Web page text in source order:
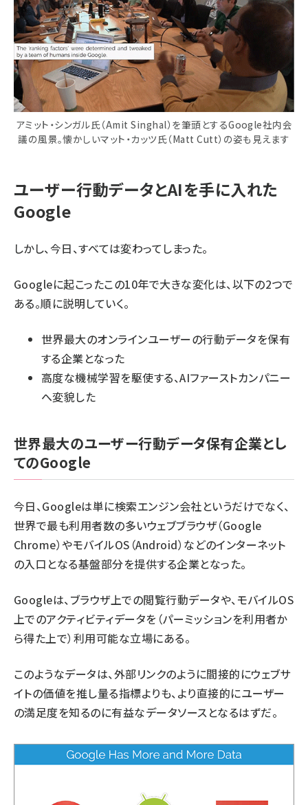
アミット・シンガル氏（Amit Singhal）を筆頭とするGoogle社内会
議の風景。懐かしいマット・カッツ氏（Matt Cutt）の姿も見えます
ユーザー行動データとAIを手に入れた
Google
しかし、今日、すべては変わってしまった。
Googleに起こったこの10年で大きな変化は、以下の2つで
ある。順に説明していく。
世界最大のオンラインユーザーの行動データを保有
する企業となった
高度な機械学習を駆使する、AIファーストカンパニー
へ変貌した
世界最大のユーザー行動データ保有企業とし
てのGoogle
今日、Googleは単に検索エンジン会社というだけでなく、
世界で最も利用者数の多いウェブブラウザ（Google
Chrome）やモバイルOS（Android）などのインターネット
の入口となる基盤部分を提供する企業となった。
Googleは、ブラウザ上での閲覧行動データや、モバイルOS
上でのアクティビティデータを（パーミッションを利用者か
ら得た上で）利用可能な立場にある。
このようなデータは、外部リンクのように間接的にウェブサ
イトの価値を推し量る指標よりも、より直接的にユーザー
の満足度を知るのに有益なデータソースとなるはずだ。